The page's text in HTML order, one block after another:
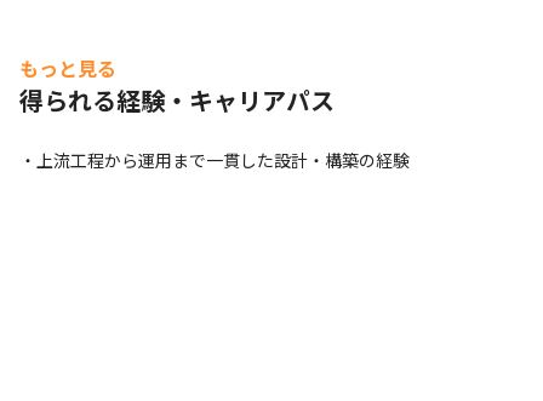
もっと見る
得られる経験・キャリアパス
・上流工程から運用まで一貫した設計・構築の経験